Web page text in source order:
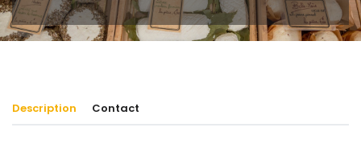
Description Contact